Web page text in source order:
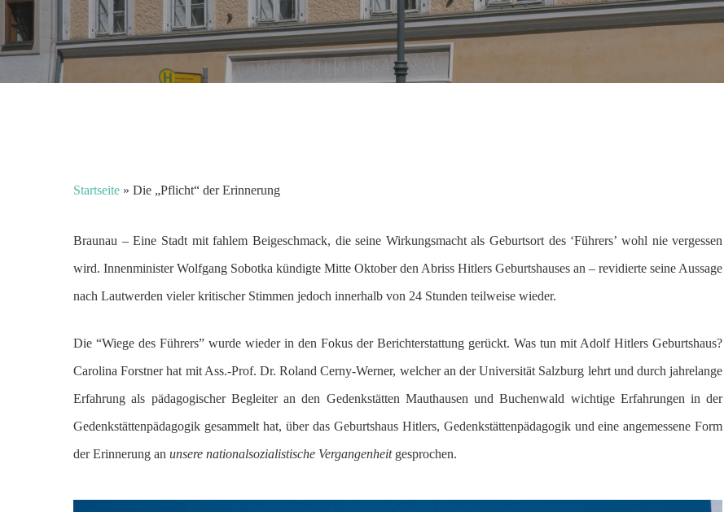
Startseite » Die „Pflicht“ der Erinnerung
Braunau – Eine Stadt mit fahlem Beigeschmack, die seine Wirkungsmacht als Geburtsort des ‘Führers’ wohl nie vergessen
wird. Innenminister Wolfgang Sobotka kündigte Mitte Oktober den Abriss Hitlers Geburtshauses an – revidierte seine Aussage
nach Lautwerden vieler kritischer Stimmen jedoch innerhalb von 24 Stunden teilweise wieder.
Die “Wiege des Führers” wurde wieder in den Fokus der Berichterstattung gerückt. Was tun mit Adolf Hitlers Geburtshaus?
Carolina Forstner hat mit Ass.-Prof. Dr. Roland Cerny-Werner, welcher an der Universität Salzburg lehrt und durch jahrelange
Erfahrung als pädagogischer Begleiter an den Gedenkstätten Mauthausen und Buchenwald wichtige Erfahrungen in der
Gedenkstättenpädagogik gesammelt hat, über das Geburtshaus Hitlers, Gedenkstättenpädagogik und eine angemessene Form
der Erinnerung an unsere nationalsozialistische Vergangenheitgesprochen.